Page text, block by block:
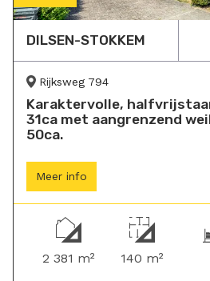
DILSEN-STOKKEM
Rijksweg 794
Karaktervolle,
31ca met aangrenzend
50ca.
Meer info
2 381 m² 140 m²